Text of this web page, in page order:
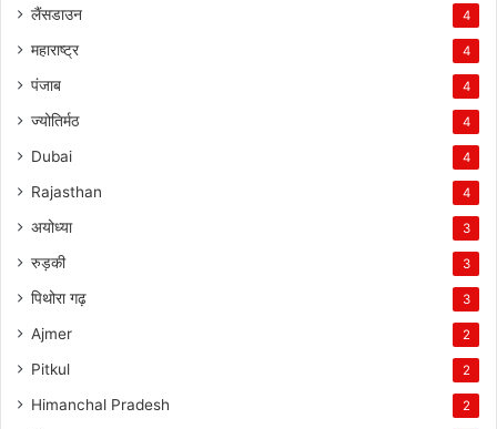
लैंसडाउन 4
महाराष्ट्र 4
पंजाब 4
ज्योतिर्मठ 4
Dubai 4
Rajasthan 4
अयोध्या 3
रुड़की 3
पिथोरा गढ़ 3
Ajmer 2
Pitkul 2
Himanchal Pradesh 2